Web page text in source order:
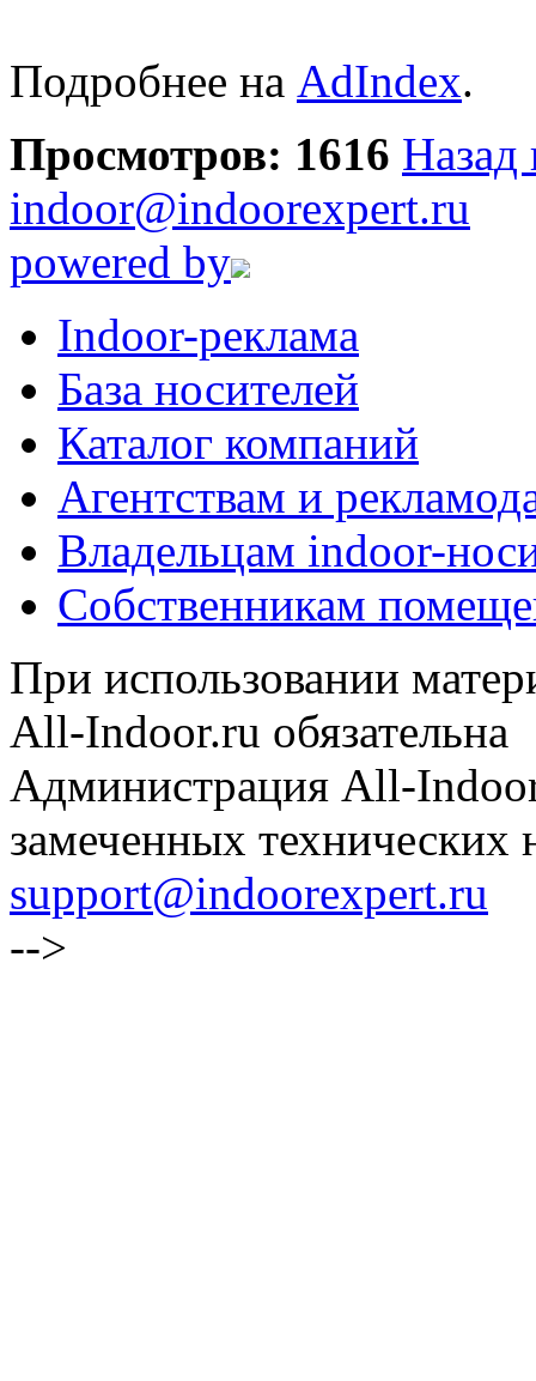
Подробнее на AdIndex.
Просмотров: 1616 Назад
indoor@indoorexpert.ru
powered by
Indoor-реклама
База носителей
Каталог компаний
Агентствам и
Владельцам indoor-
Собственникам
При использовании
All-Indoor.ru обязательна
Администрация All-
замеченных технических
support@indoorexpert.ru
-->